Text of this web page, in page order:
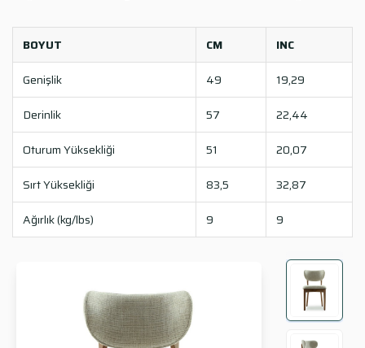
BOYUT CM
INC
Genişlik
49
19,29
Derinlik
57
22,44
Oturum Yüksekliği
51
20,07
Sırt Yüksekliği
83,5
32,87
Ağırlık (kg/lbs)
9 9